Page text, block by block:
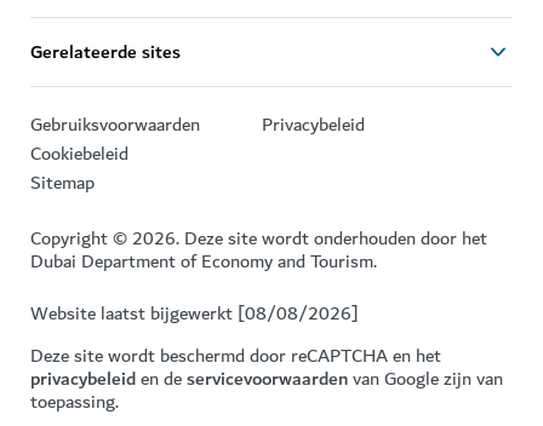
Gerelateerde sites
Gebruiksvoorwaarden
Privacybeleid
Cookiebeleid
Sitemap
Copyright © 2026. Deze site wordt onderhouden door het
Dubai Department of Economy and Tourism.
Website laatst bijgewerkt [08/08/2026]
Deze site wordt beschermd door reCAPTCHA en het
privacybeleiden deservicevoorwaardenvan Google zijn van
toepassing.